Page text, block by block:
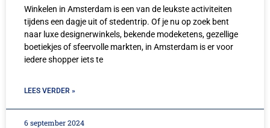
Winkelen in Amsterdam is een van de leukste activiteiten
tijdens een dagje uit of stedentrip. Of je nu op zoek bent
naar luxe designerwinkels, bekende modeketens, gezellige
boetiekjes of sfeervolle markten, in Amsterdam is er voor
iedere shopper iets te
LEES VERDER »
6 september 2024